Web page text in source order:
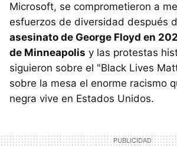
Microsoft, se comprometieron a
esfuerzos de diversidad después
asesinato de George Floyd en
de Minneapolis y las protestas
siguieron sobre el "Black Lives
sobre la mesa el enorme racismo
negra vive en Estados Unidos.